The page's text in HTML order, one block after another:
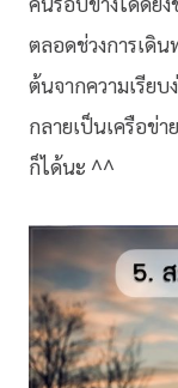
ตลอดช่วงการเดิ
ต้นจากความเรีย
กลายเป็นเครือข่
ก็ได้นะ ^^